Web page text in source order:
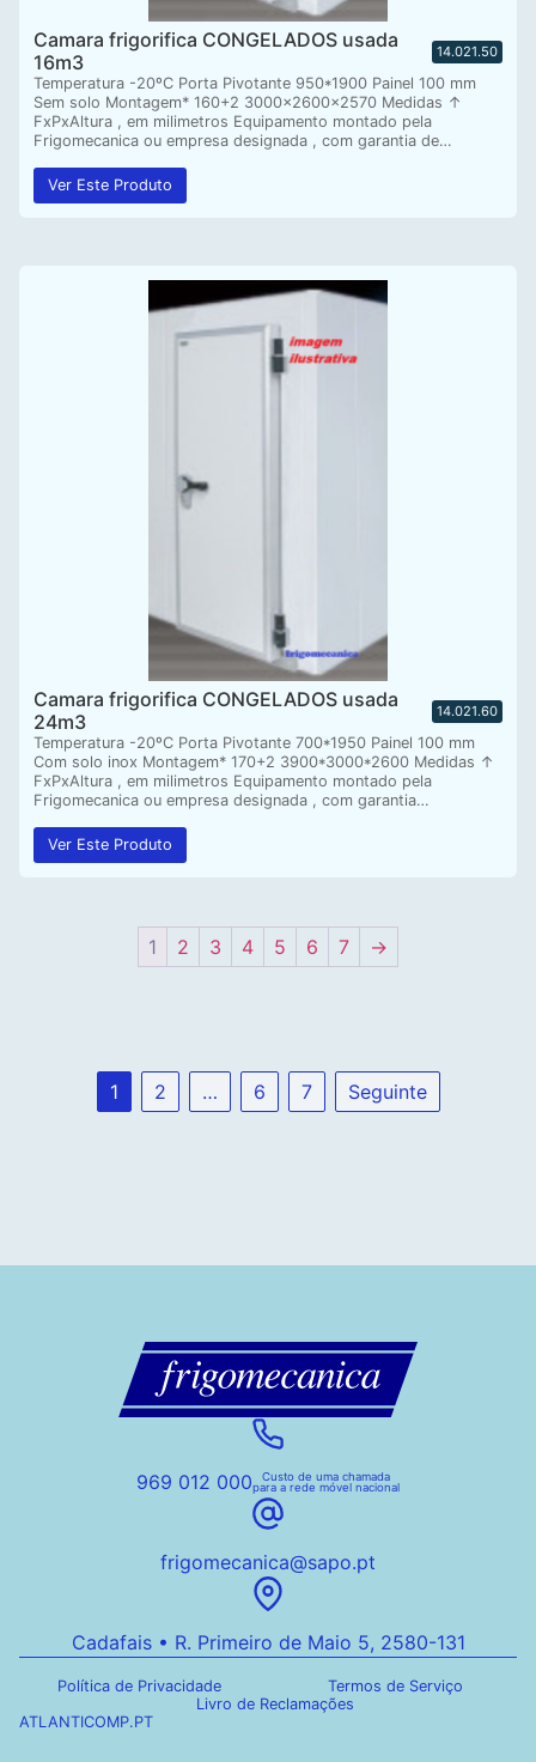
Camara frigorifica CONGELADOS usada
16m3
14.021.50
Temperatura -20ºC Porta Pivotante 950*1900 Painel 100 mm
Sem solo Montagem* 160+2 3000x2600x2570 Medidas ↑
FxPxAltura , em milimetros Equipamento montado pela
Frigomecanica ou empresa designada , com garantia de…
Ver Este Produto
Camara frigorifica CONGELADOS usada
24m3
14.021.60
Temperatura -20ºC Porta Pivotante 700*1950 Painel 100 mm
Com solo inox Montagem* 170+2 3900*3000*2600 Medidas ↑
FxPxAltura , em milimetros Equipamento montado pela
Frigomecanica ou empresa designada , com garantia…
Ver Este Produto
1 2 3 4 5 6 7 →
1 2 … 6 7 Seguinte
969 012 000
Custo de uma chamada
para a rede móvel nacional
frigomecanica@sapo.pt
Cadafais • R. Primeiro de Maio 5, 2580-131
Política de Privacidade
Termos de Serviço
Livro de Reclamações
ATLANTICOMP.PT